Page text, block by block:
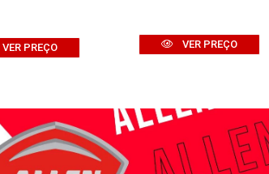
VER PREÇO VER PREÇO